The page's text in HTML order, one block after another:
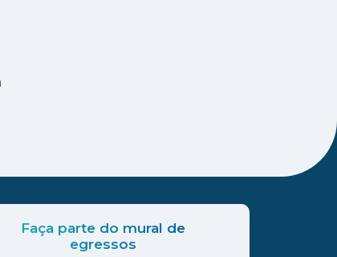
Faça parte do mural de
egressos